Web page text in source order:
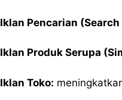
Iklan Pencarian
Iklan Produk Serupa
Iklan Toko: